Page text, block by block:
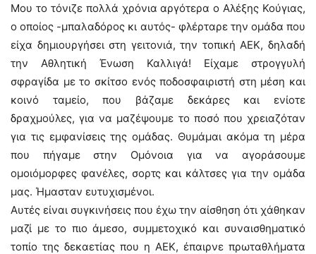
Μου το τόνιζε πολλά χρόνια αργότερα ο Αλέξης Κούγιας,
ο οποίος -μπαλαδόρος κι αυτός- φλέρταρε την ομάδα που
είχα δημιουργήσει στη γειτονιά, την τοπική ΑΕΚ, δηλαδή
την Αθλητική Ένωση Καλλιγά! Είχαμε στρογγυλή
σφραγίδα με το σκίτσο ενός ποδοσφαιριστή στη μέση και
κοινό ταμείο, που βάζαμε δεκάρες και ενίοτε
δραχμούλες, για να μαζέψουμε το ποσό που χρειαζόταν
για τις εμφανίσεις της ομάδας. Θυμάμαι ακόμα τη μέρα
που πήγαμε στην Ομόνοια για να αγοράσουμε
ομοιόμορφες φανέλες, σορτς και κάλτσες για την ομάδα
μας. Ήμασταν ευτυχισμένοι.
Αυτές είναι συγκινήσεις που έχω την αίσθηση ότι χάθηκαν
μαζί με το πιο άμεσο, συμμετοχικό και συναισθηματικό
τοπίο της δεκαετίας που η ΑΕΚ, έπαιρνε πρωταθλήματα